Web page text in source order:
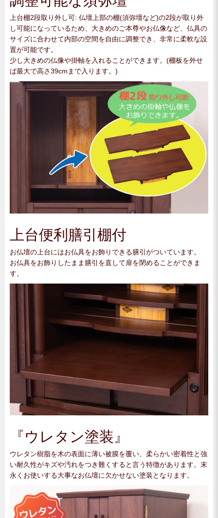
上台棚2段取り外し可: 仏壇上部の棚(須弥壇など)の2段が取り外
し可能になっているため、大きめのご本尊やお仏像など、仏具の
サイズに合わせて内部の空間を自由に調整でき、非常に柔軟な設
置が可能です。
少し大きめの仏像や掛軸を入れることができます。(棚板を外せ
ば最大で高さ39cmまで入ります。)
上台便利膳引棚付
お仏壇の上台にはお仏具をお飾りできる膳引がついています。
お仏具をお飾りしたまま膳引を直して扉を閉めることができま
す。
『ウレタン塗装』
ウレタン樹脂を木の表面に薄い被膜を覆い、柔らかい密着性と強
い耐久性がキズや汚れをつき難くすると言う特徴があります。末
永くお使いする大事なお仏壇に欠かせない塗装となります。